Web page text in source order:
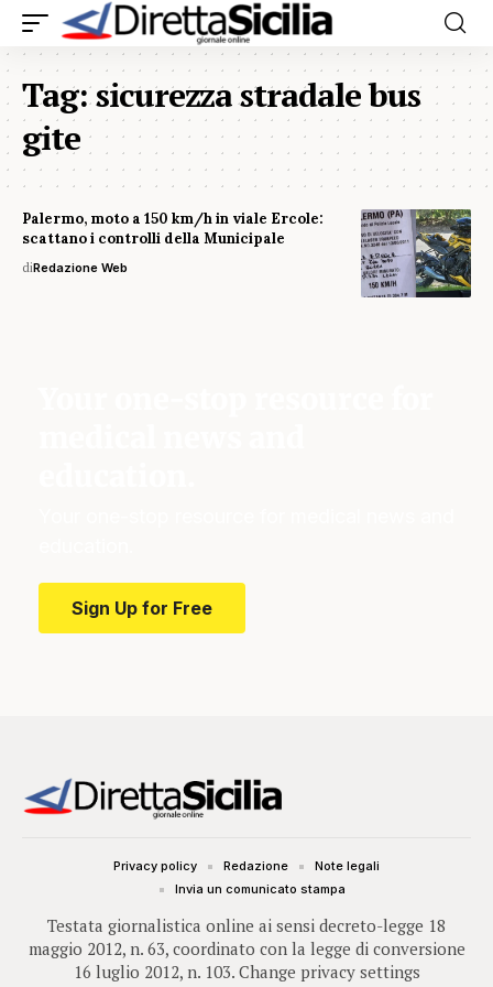
Tag:sicurezza stradale bus
gite
Palermo, moto a 150 km/h in viale Ercole:
scattano i controlli della Municipale
diRedazione Web
Sign Up for Free
Testata giornalistica online ai sensi decreto-legge 18
maggio 2012, n. 63, coordinato con la legge di conversione
16 luglio 2012, n. 103. Change privacy settings
Privacy policy Redazione
Note legali
Invia un comunicato stampa